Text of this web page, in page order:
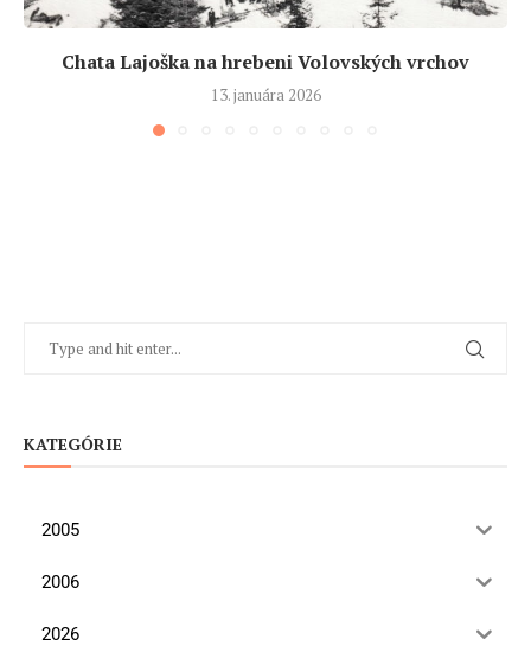
Chata Lajoška na hrebeni Volovských vrchov
13. januára 2026
KATEGÓRIE
2005
2006
2026